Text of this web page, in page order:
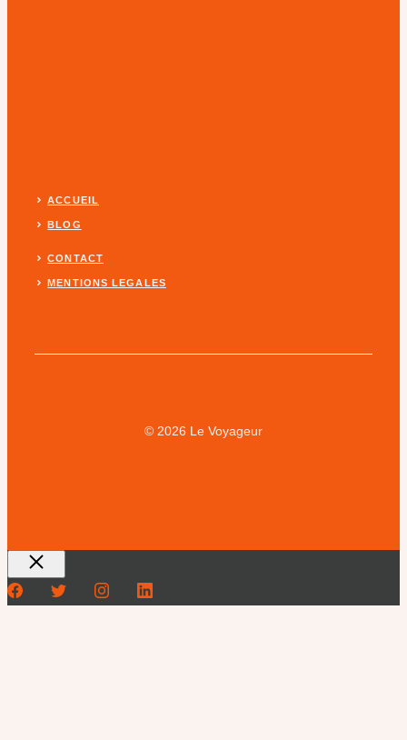
ACCUEIL
BLOG
CONTACT
MENTIONS LEGALES
© 2026 Le Voyageur
Fermer